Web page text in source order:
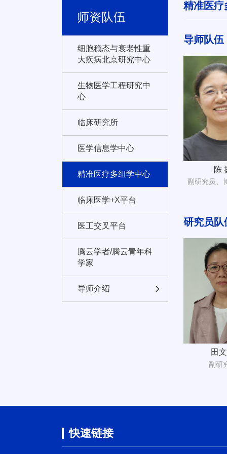
师资队伍
细胞稳态与衰老性重
大疾病北京研究中心
生物医学工程研究中
心
临床研究所
医学信息学中心
精准医疗多组学中心
临床医学+X平台
医工交叉平台
腾云学者/腾云青年科
学家
导师介绍
精准医疗
导师队伍
陈
副研究员、
研究员队
田
副研
快速链接